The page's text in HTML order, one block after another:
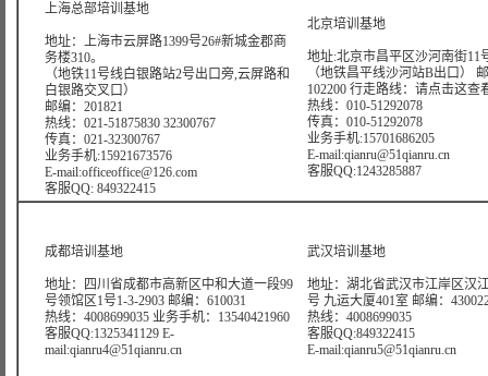
上海总部培训基地
地址：上海市云屏路1399号26#新城金郡商
务楼310。
（地铁11号线白银路站2号出口旁,云屏路和
白银路交叉口）
邮编：201821
热线：021-51875830 32300767
传真：021-32300767
业务手机:15921673576
E-mail:officeoffice@126.com
客服QQ: 849322415
北京培训基地
地址:北京市昌平区沙河南街11
（地铁昌平线沙河站B出口）
102200 行走路线： 请点击这查
热线：010-51292078
传真：010-51292078
业务手机:15701686205
E-mail:qianru@51qianru.cn
客服QQ:1243285887
成都培训基地
地址：四川省成都市高新区中和大道一段99
号领馆区1号1-3-2903 邮编：610031
热线：4008699035 业务手机：13540421960
客服QQ:1325341129 E-
mail:qianru4@51qianru.cn
武汉培训基地
地址：湖北省武汉市江岸区汉
号 九运大厦401室 邮编：
热线：4008699035
客服QQ:849322415
E-mail:qianru5@51qianru.cn